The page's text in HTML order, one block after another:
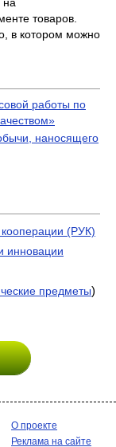
товаров.
в котором можно
работы по
наносящего
кооперации (РУК)
инновации
предметы)
О проекте
Реклама на сайте